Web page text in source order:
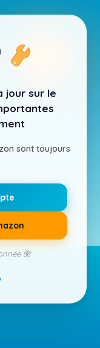
jour sur le
sont toujours
🌺